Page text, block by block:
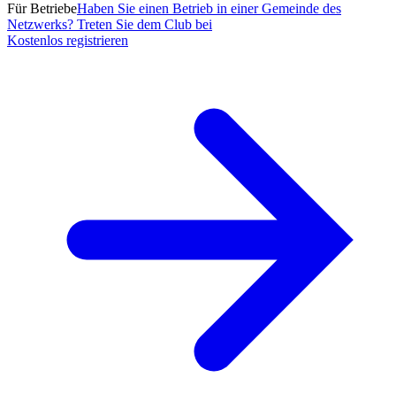
Für BetriebeHaben Sie einen Betrieb in einer Gemeinde des
Netzwerks? Treten Sie dem Club bei
Kostenlos registrieren